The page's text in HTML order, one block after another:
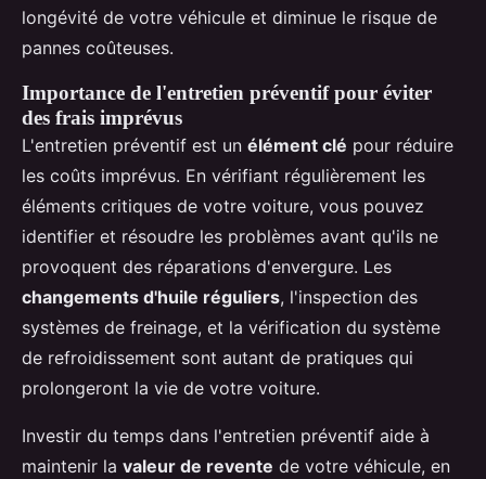
longévité de votre véhicule et diminue le risque de
pannes coûteuses.
Importance de l'entretien préventif pour éviter
des frais imprévus
L'entretien préventif est un élément clé pour réduire
les coûts imprévus. En vérifiant régulièrement les
éléments critiques de votre voiture, vous pouvez
identifier et résoudre les problèmes avant qu'ils ne
provoquent des réparations d'envergure. Les
changements d'huile réguliers, l'inspection des
systèmes de freinage, et la vérification du système
de refroidissement sont autant de pratiques qui
prolongeront la vie de votre voiture.
Investir du temps dans l'entretien préventif aide à
maintenir la valeur de revente de votre véhicule, en